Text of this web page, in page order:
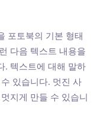
포토북의 기본 형태
다음 텍스트 내용을
. 텍스트에 대해 말하
있습니다. 멋진 사
지게 만들 수 있습니